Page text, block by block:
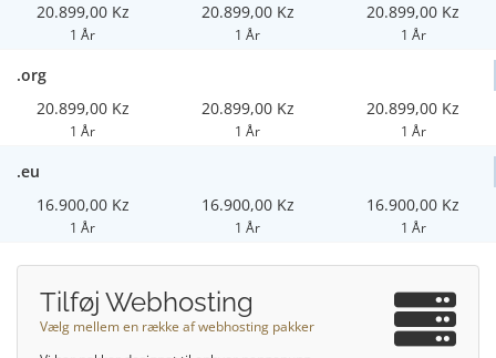
20.899,00 Kz
1 År
20.899,00 Kz
1 År
20.899,00 Kz
1 År
.org
20.899,00 Kz
1 År
20.899,00 Kz
1 År
20.899,00 Kz
1 År
.eu
16.900,00 Kz
1 År
16.900,00 Kz
1 År
16.900,00 Kz
1 År
Tilføj Webhosting
Vælg mellem en række af webhosting pakker